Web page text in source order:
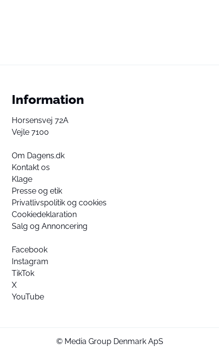
Information
Horsensvej 72A
Vejle 7100
Om Dagens.dk
Kontakt os
Klage
Presse og etik
Privatlivspolitik og cookies
Cookiedeklaration
Salg og Annoncering
Facebook
Instagram
TikTok
X
YouTube
© Media Group Denmark ApS